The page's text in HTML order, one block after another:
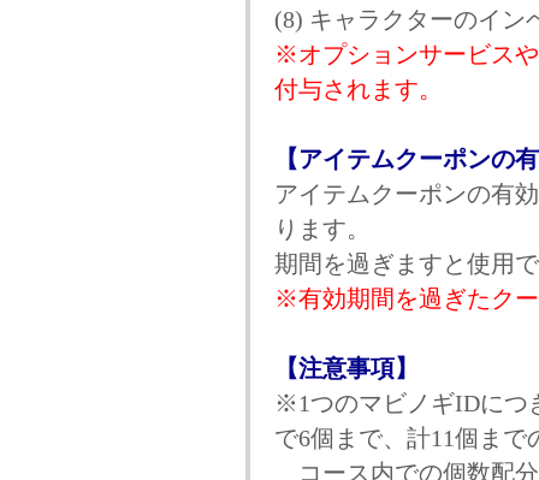
(8) キャラクターのイン
※オプションサービス
付与されます。
【アイテムクーポンの
アイテムクーポンの有
ります。
期間を過ぎますと使用
※有効期間を過ぎたク
【注意事項】
※1つのマビノギIDにつ
で6個まで、計11個ま
コース内での個数配